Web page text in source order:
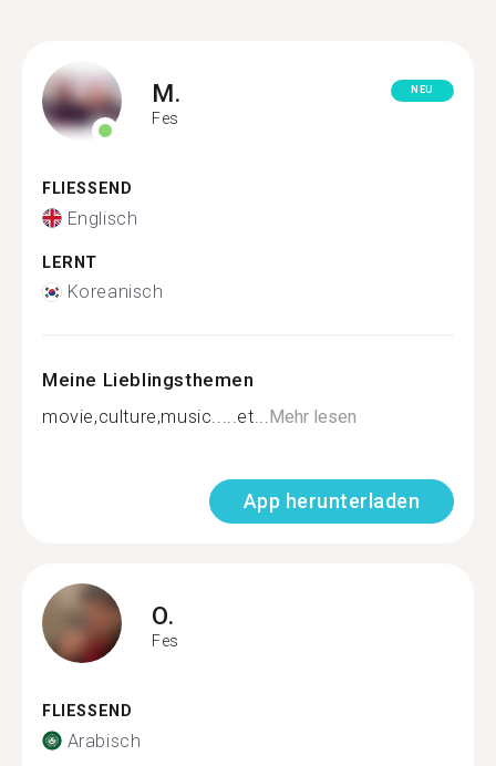
M.
Fes
NEU
FLIESSEND
Englisch
LERNT
Koreanisch
Meine Lieblingsthemen
movie,culture,music.....et...Mehr lesen
App herunterladen
O.
Fes
FLIESSEND
Arabisch